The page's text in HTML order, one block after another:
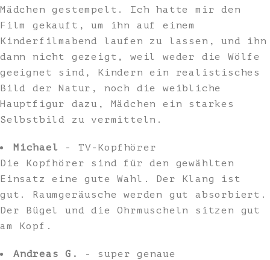
Mädchen gestempelt. Ich hatte mir den
Film gekauft, um ihn auf einem
Kinderfilmabend laufen zu lassen, und ihn
dann nicht gezeigt, weil weder die Wölfe
geeignet sind, Kindern ein realistisches
Bild der Natur, noch die weibliche
Hauptfigur dazu, Mädchen ein starkes
Selbstbild zu vermitteln.
Michael - TV-Kopfhörer
Die Kopfhörer sind für den gewählten
Einsatz eine gute Wahl. Der Klang ist
gut. Raumgeräusche werden gut absorbiert.
Der Bügel und die Ohrmuscheln sitzen gut
am Kopf.
Andreas G.
- super genaue